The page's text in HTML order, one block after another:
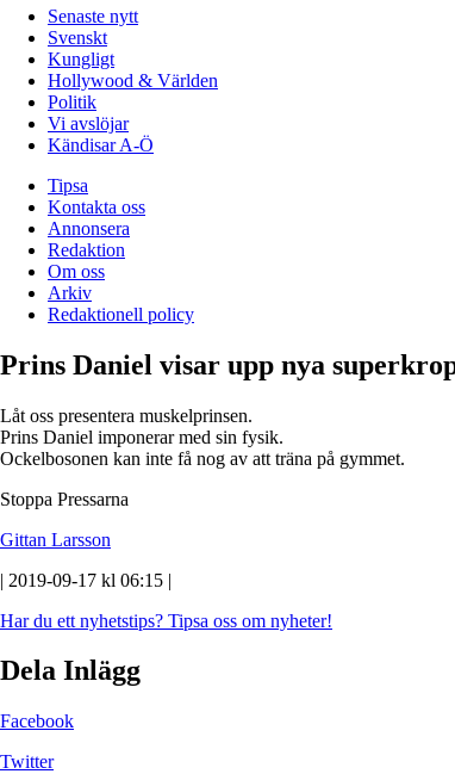
Senaste nytt
Svenskt
Kungligt
Hollywood & Världen
Politik
Vi avslöjar
Kändisar A-Ö
Tipsa
Kontakta oss
Annonsera
Redaktion
Om oss
Arkiv
Redaktionell policy
Prins Daniel visar upp nya
Låt oss presentera muskelprinsen.
Prins Daniel imponerar med sin fysik.
Ockelbosonen kan inte få nog av att träna på gymmet.
Stoppa Pressarna
Gittan Larsson
| 2019-09-17 kl 06:15 |
Har du ett nyhetstips? Tipsa oss om nyheter!
Dela Inlägg
Facebook
Twitter